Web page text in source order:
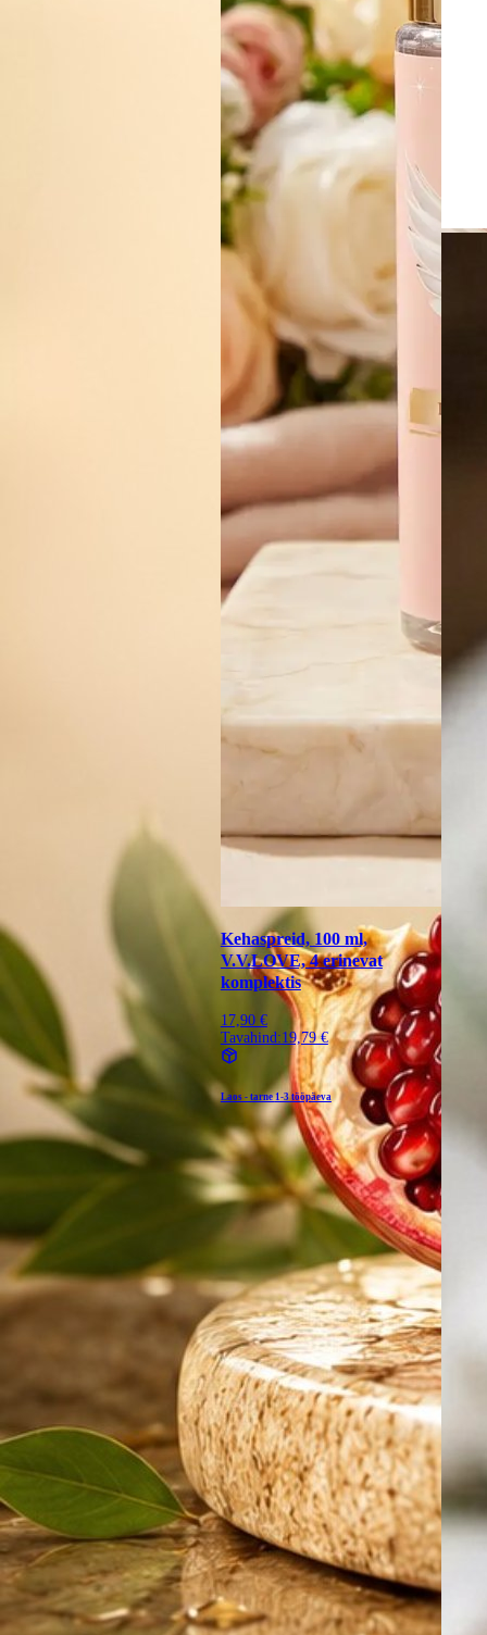
Kehaspreid, 100 ml,
V.V.LOVE, 4 erinevat
komplektis
17,90 €
Tavahind:19,79 €
Laos - tarne1-3 tööpäeva